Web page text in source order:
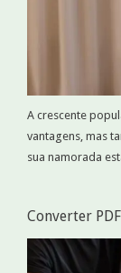
A crescente
vantagens, mas
sua namorada
Converter